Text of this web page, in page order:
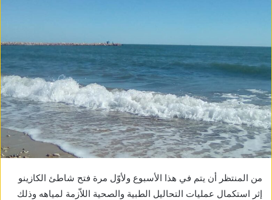
من المنتظر أن يتم في هذا الأسبوع ولأوّل مرة فتح شاطئ الكازينو
إثر استكمال عمليات التحاليل الطبية والصحية اللاّزمة لمياهه وذلك